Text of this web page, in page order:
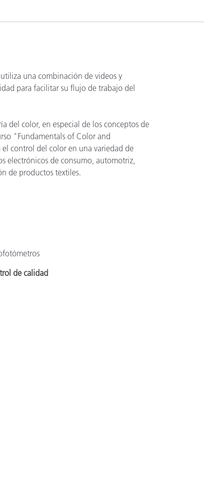
una combinación de videos y
para facilitar su flujo de trabajo del
del color, en especial de los conceptos de
"Fundamentals of Color and
control del color en una variedad de
electrónicos de consumo, automotriz,
de productos textiles.
de calidad